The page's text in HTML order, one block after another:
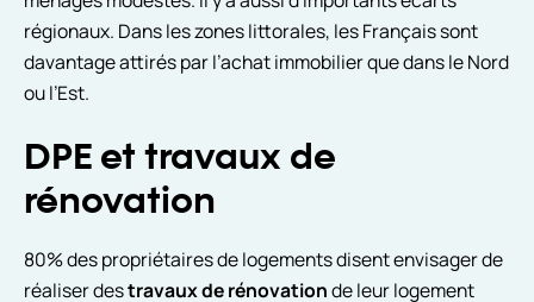
régionaux. Dans les zones littorales, les Français sont
davantage attirés par l’achat immobilier que dans le Nord
ou l’Est.
DPE et travaux de
rénovation
80% des propriétaires de logements disent envisager de
réaliser destravaux de rénovationde leur logement